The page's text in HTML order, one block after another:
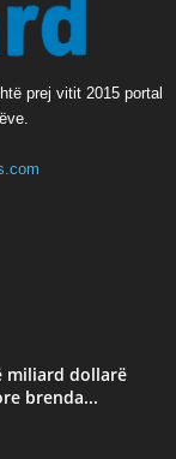
prej vitit 2015 portal
miliard dollarë
brenda...